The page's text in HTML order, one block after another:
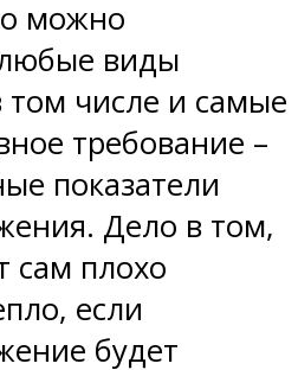
можно
виды
том числе и самые
требование –
показатели
Дело в том,
сам плохо
если
будет